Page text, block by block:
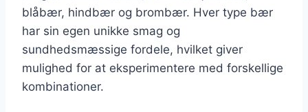
blåbær, hindbær og brombær. Hver type bær
har sin egen unikke smag og
sundhedsmæssige fordele, hvilket giver
mulighed for at eksperimentere med forskellige
kombinationer.